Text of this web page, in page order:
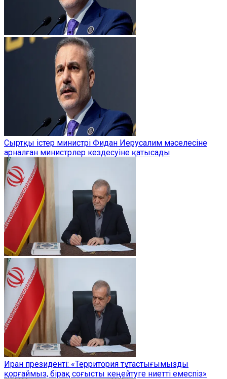
Сыртқы істер министрі Фидан Иерусалим мәселесіне
арналған министрлер кездесуіне қатысады
Иран президенті: «Территория тұтастығымызды
қорғаймыз, бірақ соғысты кеңейтуге ниетті емеспіз»